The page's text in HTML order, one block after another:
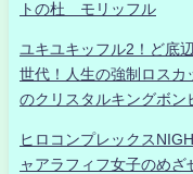
トの杜 モリッフル
ユキユキッフル2！ど底
世代！人生の強制ロスカ
のクリスタルキングボン
ヒロコンプレックス
ャアラフィフ女子のめ